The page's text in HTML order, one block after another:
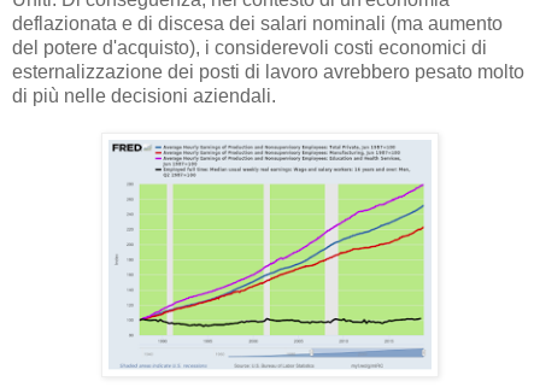
deflazionata e di discesa dei salari nominali (ma aumento
del potere d'acquisto), i considerevoli costi economici di
esternalizzazione dei posti di lavoro avrebbero pesato molto
di più nelle decisioni aziendali.